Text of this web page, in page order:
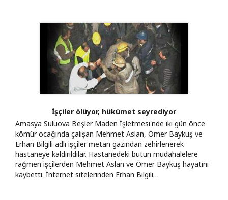
İşçiler ölüyor, hükümet seyrediyor
Amasya Suluova Beşler Maden İşletmesi'nde iki gün önce
kömür ocağında çalışan Mehmet Aslan, Ömer Baykuş ve
Erhan Bilgili adlı işçiler metan gazından zehirlenerek
hastaneye kaldırıldılar. Hastanedeki bütün müdahalelere
rağmen işçilerden Mehmet Aslan ve Ömer Baykuş hayatını
kaybetti. İnternet sitelerinden Erhan Bilgili…